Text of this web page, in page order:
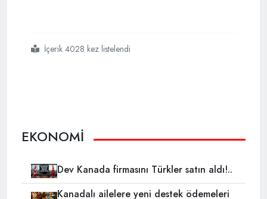
#kerkük
#petrolü
#irana
#akacakİçerik 4028 kez listelendi
EKONOMİ
Dev Kanada firmasını Türkler satın aldı!..
Kanadalı ailelere yeni destek ödemeleri